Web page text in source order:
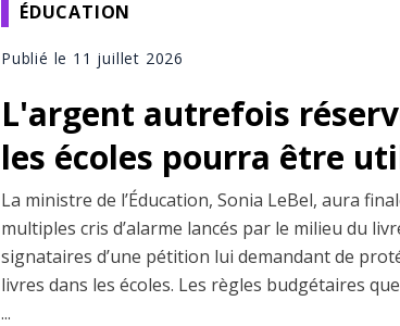
ÉDUCATION
Publié le 11 juillet 2026
L'argent autrefois
les écoles pourra être
La ministre de l’Éducation, Sonia LeBel, aura
multiples cris d’alarme lancés par le milieu du
signataires d’une pétition lui demandant de
livres dans les écoles. Les règles budgétaires
...